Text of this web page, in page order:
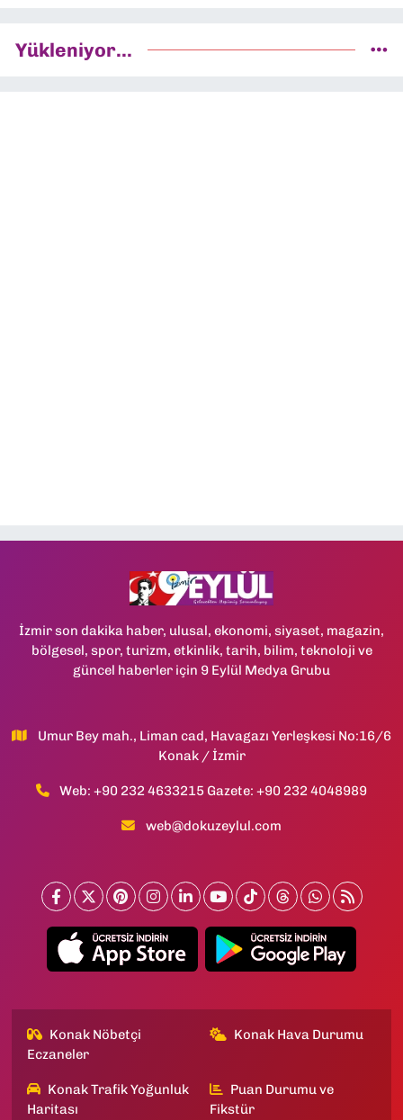
Yükleniyor...
İzmir son dakika haber, ulusal, ekonomi, siyaset, magazin,
bölgesel, spor, turizm, etkinlik, tarih, bilim, teknoloji ve
güncel haberler için 9 Eylül Medya Grubu
Umur Bey mah., Liman cad, Havagazı Yerleşkesi No:16/6
Konak / İzmir
Web: +90 232 4633215 Gazete: +90 232 4048989
web@dokuzeylul.com
Konak Nöbetçi
Eczaneler
Konak Hava Durumu
Konak Trafik Yoğunluk
Haritası
Puan Durumu ve
Fikstür